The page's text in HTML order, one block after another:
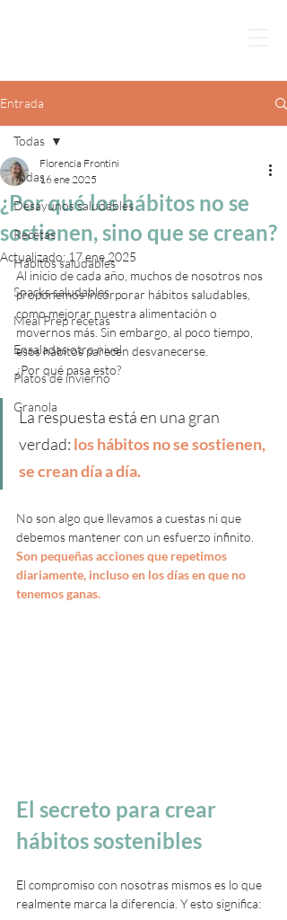
Entrada
Todas
Desayunos saludables
Recetas
Hábitos saludables
Snacks saludables
Meal Prep recetas
Ensaladas otro nivel
Platos de invierno
Granola
Todas
¿Por qué los hábitos no se
sostienen, sino que se crean?
Florencia Frontini
16 ene 2025
Actualizado: 17 ene 2025
Al inicio de cada año, muchos de nosotros nos
proponemos incorporar hábitos saludables,
como mejorar nuestra alimentación o
movernos más. Sin embargo, al poco tiempo,
esos hábitos parecen desvanecerse.
¿Por qué pasa esto?
La respuesta está en una gran
verdad: los hábitos no se sostienen,
se crean día a día.
No son algo que llevamos a cuestas ni que
debemos mantener con un esfuerzo infinito.
Son pequeñas acciones que repetimos
diariamente, incluso en los días en que no
tenemos ganas.
El secreto para crear
hábitos sostenibles
El compromiso con nosotras mismos es lo que
realmente marca la diferencia. Y esto significa: